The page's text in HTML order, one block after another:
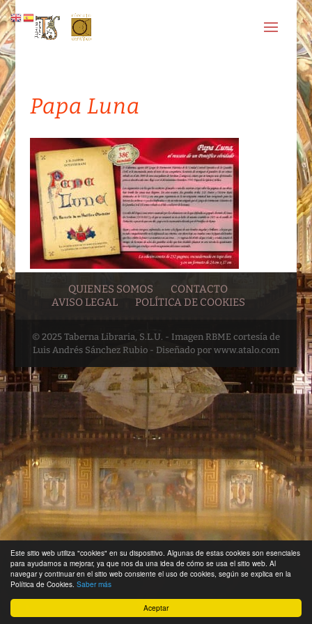
Aceptar
Este sitio web utiliza "cookies" en su dispositivo. Algunas de estas cookies son esenciales
para ayudarnos a mejorar, ya que nos da una idea de cómo se usa el sitio web. Al
navegar y continuar en el sitio web consiente el uso de cookies, según se explica en la
Política de Cookies. Saber más
Papa Luna
QUIENES SOMOS
CONTACTO
AVISO LEGAL
POLÍTICA DE COOKIES
© 2025 Taberna Libraria, S.L.U. - Imagen RBME cortesía de
Luis Andrés Sánchez Rubio - Diseñado por www.atalo.com